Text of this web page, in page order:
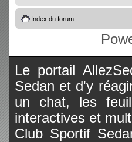
Index du forum
Le portail
Sedan et d'y
un chat, les
interactives et
Club Sportif